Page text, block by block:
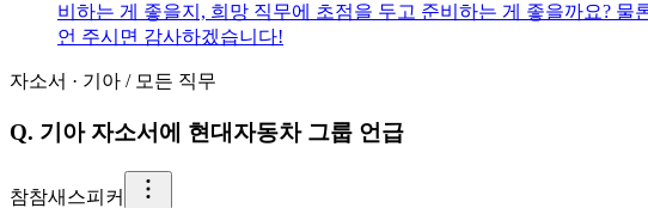
비하는 게 좋을지, 희망 직무에 초점을 두고 준비하는 게 좋을까요?
언 주시면 감사하겠습니다!
자소서 · 기아 / 모든 직무
Q. 기아 자소서에 현대자동차 그룹 언급
참참새스피커